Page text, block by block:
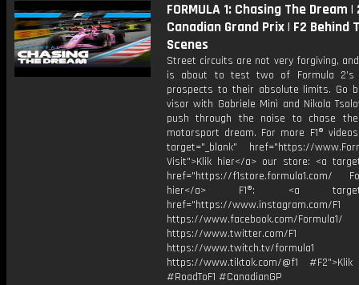
FORMULA 1: Chasing The Dream
Canadian Grand Prix | F2 Behind
Scenes
Street circuits are not very forgiving,
is about to test two of Formula 2’s
prospects to their absolute limits. Go
visor with Gabriele Minì and Nikola
push through the noise to chase
motorsport dream. For more F1®
target="_blank" href="https://
Visit">Klik hier</a> our store: <a
href="https://f1store.formula1.com/
hier</a> F1®: <a
href="https://www.instagram.com/F1
https://www.facebook.com/Formula1/
https://www.twitter.com/F1
https://www.twitch.tv/formula1
https://www.tiktok.com/@f1
#RoadToF1 #CanadianGP